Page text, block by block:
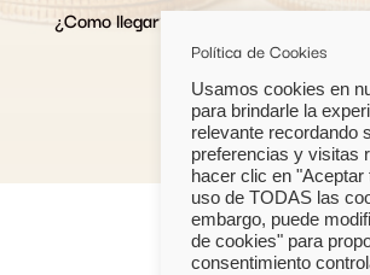
¿Como llegar?
Política de Cookies
Usamos cookies en
para brindarle la
relevante recordando
preferencias y visitas
hacer clic en "Aceptar
uso de TODAS las
embargo, puede
de cookies" para
consentimiento